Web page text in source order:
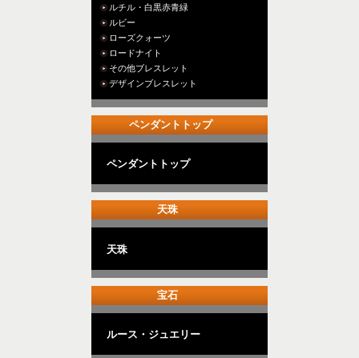
ルチル・白黒赤青緑
ルビー
ローズクォーツ
ロードナイト
その他ブレスレット
デザインブレスレット
ペンダントトップ
ペンダントトップ
天珠
天珠
宝石
ルース・ジュエリー